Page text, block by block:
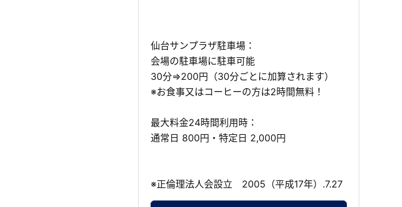
仙台サンプラザ駐車場：
会場の駐車場に駐車可能
30分⇒200円（30分ごとに加算されます）
※お食事又はコーヒーの方は2時間無料！
最大料金24時間利用時：
通常日 800円・特定日 2,000円
※正倫理法人会設立 2005（平成17年）.7.27